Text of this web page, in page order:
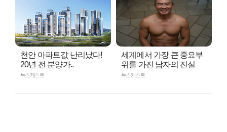
천안 아파트값 난리났다!
20년 전 분양가..
뉴스캐스트
세계에서 가장 큰 중요부
위를 가진 남자의 진실
뉴스캐스트